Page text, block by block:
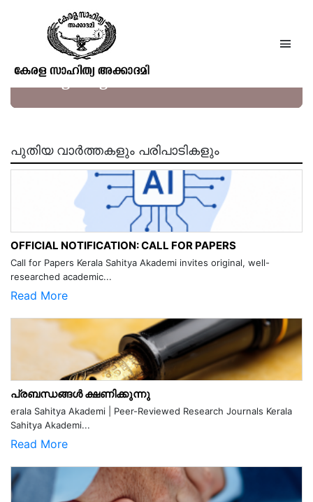
History of Tinnevelly, (from the
earliest period to its cession to the
English government in A.D.1801
പുതിയ വാർത്തകളും പരിപാടികളും
OFFICIAL NOTIFICATION: CALL FOR PAPERS
Call for Papers Kerala Sahitya Akademi invites original, well-
researched academic...
Read More
പ്രബന്ധങ്ങൾ ക്ഷണിക്കുന്നു
erala Sahitya Akademi | Peer-Reviewed Research Journals Kerala
Sahitya Akademi...
Read More